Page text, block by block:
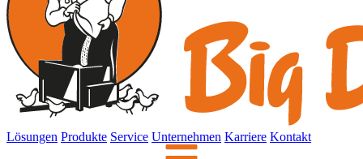
Lösungen Produkte Service Unternehmen Karriere Kontakt